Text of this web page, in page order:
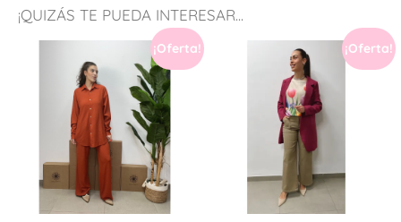
¡QUIZÁS TE PUEDA INTERESAR...
¡Oferta! ¡Oferta!